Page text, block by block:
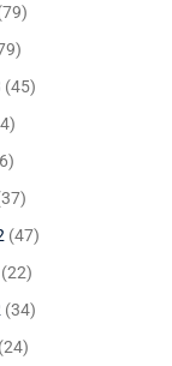
(45)
(47)
(22)
(34)
(24)